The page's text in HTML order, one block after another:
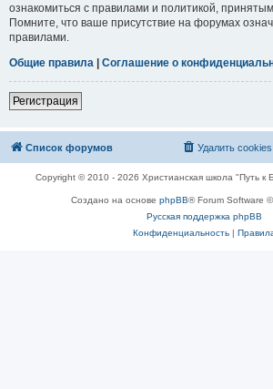
ознакомиться с правилами и политикой,
Помните, что ваше присутствие на форумах
правилами.
Общие правила
Соглашение о
Регистрация
Список форумов Удалить cookies
Copyright © 2010 - 2026 Христианская школа "Путь к
Создано на основе phpBB® Forum Software
Русская поддержка phpBB
Конфиденциальность|